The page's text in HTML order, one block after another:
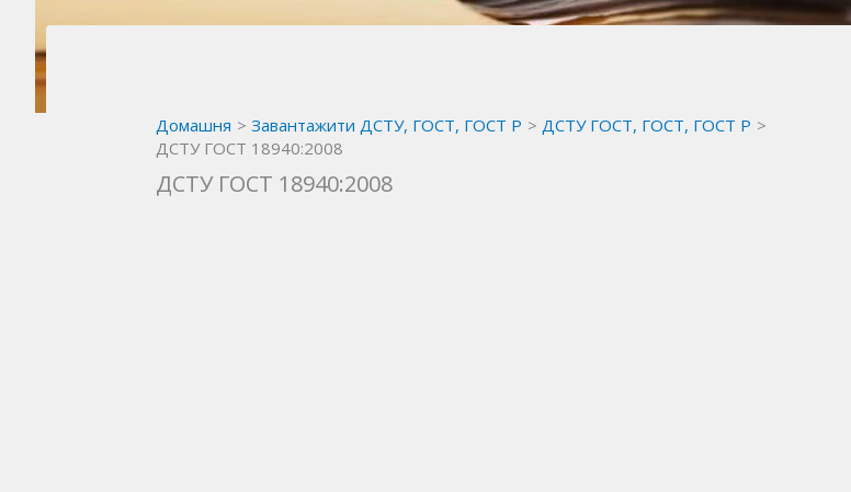
Домашня Завантажити ДСТУ, ГОСТ, ГОСТ Р
ДСТУ ГОСТ, ГОСТ, ГОСТ Р
ДСТУ ГОСТ 18940:2008
ДСТУ ГОСТ 18940:2008